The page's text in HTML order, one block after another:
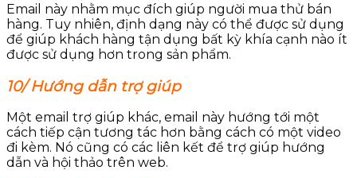
Email này nhằm mục đích giúp người mua thử bán
hàng. Tuy nhiên, định dạng này có thể được sử dụng
để giúp khách hàng tận dụng bất kỳ khía cạnh nào ít
được sử dụng hơn trong sản phẩm.
10/ Hướng dẫn trợ giúp
Một email trợ giúp khác, email này hướng tới một
cách tiếp cận tương tác hơn bằng cách có một video
đi kèm. Nó cũng có các liên kết để trợ giúp hướng
dẫn và hội thảo trên web.